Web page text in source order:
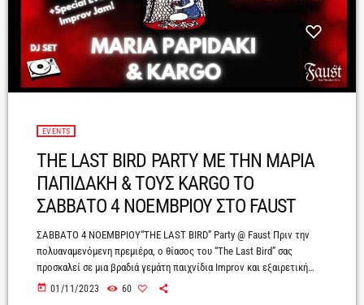
EVENTS
THE LAST BIRD PARTY ΜΕ ΤΗΝ ΜΑΡΙΑ
ΠΑΠΙΔΑΚΗ & ΤΟΥΣ KARGO ΤΟ
ΣΑΒΒΑΤΟ 4 ΝΟΕΜΒΡΙΟΥ ΣΤΟ FAUST
ΣΑΒΒΑΤΟ 4 ΝΟΕΜΒΡΙΟΥ“THE LAST BIRD” Party @ Faust Πριν την
πολυαναμενόμενη πρεμιέρα, ο θίασος του “The Last Bird” σας
προσκαλεί σε μια βραδιά γεμάτη παιχνίδια Improv και εξαιρετική
μουσική από τους ραδιοφωνικούς παραγωγούς, Μαρία Παπιδάκη και
today 01/11/2023 60